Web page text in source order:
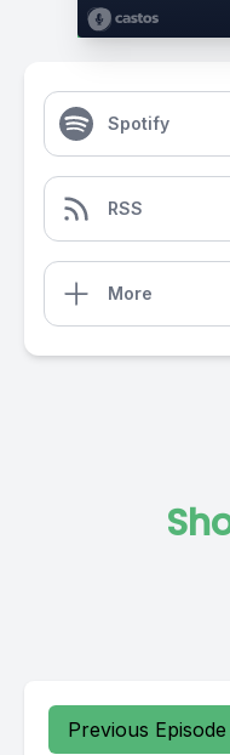
Spotify
RSS
More
Previous Episode